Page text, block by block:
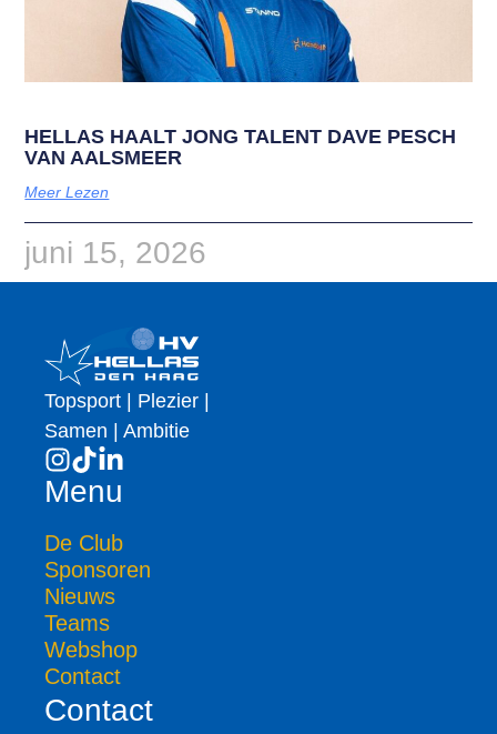
HELLAS HAALT JONG TALENT DAVE PESCH
VAN AALSMEER
Meer Lezen
juni 15, 2026
Topsport | Plezier |
Samen | Ambitie
Menu
De Club
Sponsoren
Nieuws
Teams
Webshop
Contact
Contact